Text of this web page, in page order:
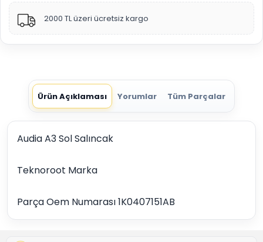
2000 TL üzeri ücretsiz kargo
Ürün Açıklaması Yorumlar Tüm Parçalar
Audia A3 Sol Salıncak
Teknoroot Marka
Parça Oem Numarası 1K0407151AB